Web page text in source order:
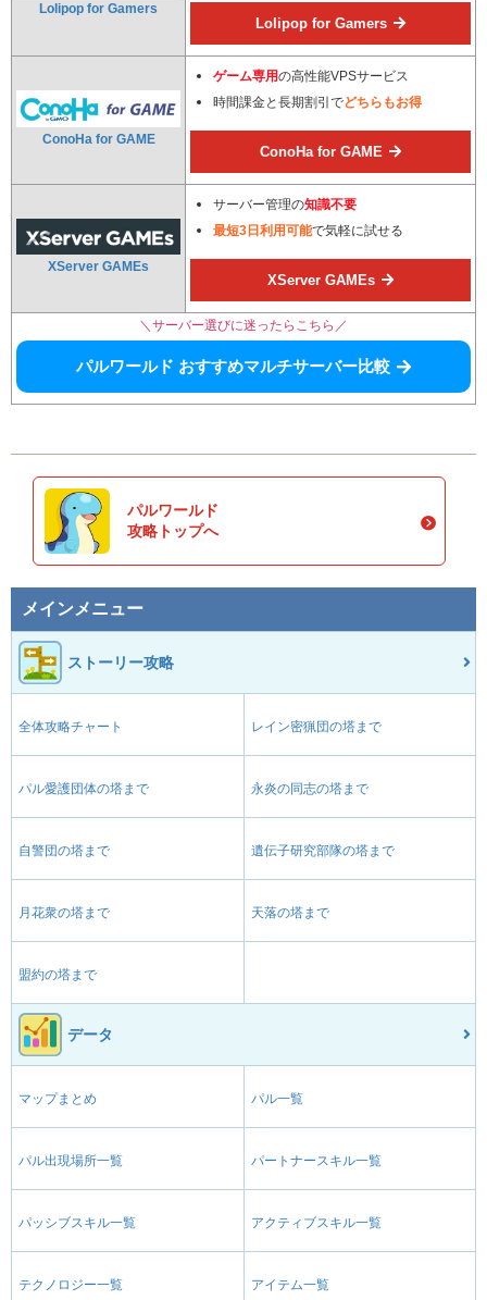
Lolipop for Gamers
Lolipop for Gamers
ConoHa for GAME
ゲーム専用の高性能VPSサービス
時間課金と長期割引でどちらもお得
ConoHa for GAME
XServer GAMEs
サーバー管理の知識不要
最短3日利用可能で気軽に試せる
XServer GAMEs
＼サーバー選びに迷ったらこちら／
パルワールド おすすめマルチサーバー比較
パルワールド
攻略トップへ
メインメニュー
ストーリー攻略
全体攻略チャート レイン密猟団の塔まで
パル愛護団体の塔まで 永炎の同志の塔まで
自警団の塔まで 遺伝子研究部隊の塔まで
月花衆の塔まで 天落の塔まで
盟約の塔まで
データ
マップまとめ パル一覧
パル出現場所一覧 パートナースキル一覧
パッシブスキル一覧 アクティブスキル一覧
テクノロジー一覧 アイテム一覧